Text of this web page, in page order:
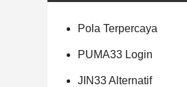
Pola Terpercaya
PUMA33 Login
JIN33 Alternatif